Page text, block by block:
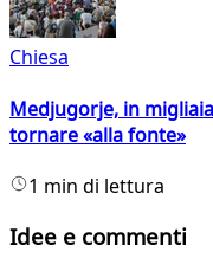
Chiesa
Medjugorje, in
tornare «alla fonte»
1 min di lettura
Idee e commenti